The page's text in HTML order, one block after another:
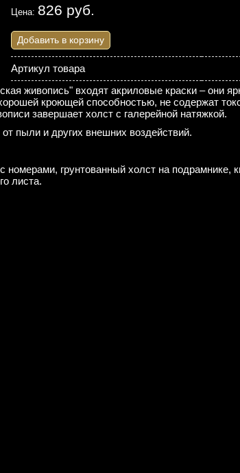
Цена: 826 руб.
Добавить в корзину
Артикул товара
живопись" входят акриловые краски – они
кроющей способностью, не содержат
завершает холст с галерейной натяжкой.
пыли и других внешних воздействий.
номерами, грунтованный холст на подрамнике,
листа.